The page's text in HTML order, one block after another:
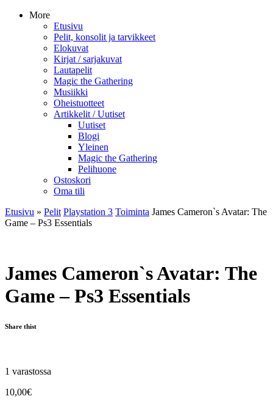
More
Etusivu
Pelit, konsolit ja tarvikkeet
Elokuvat
Kirjat / sarjakuvat
Lautapelit
Magic the Gathering
Musiikki
Oheistuotteet
Artikkelit / Uutiset
Uutiset
Blogi
Yleinen
Magic the Gathering
Pelihuone
Ostoskori
Oma tili
Etusivu » Pelit Playstation 3 Toiminta James Cameron`s Avatar: The
Game – Ps3 Essentials
James Cameron`s Avatar: The
Game – Ps3 Essentials
Share thist
1 varastossa
10,00€